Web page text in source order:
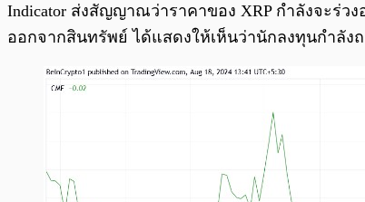
Indicator ส่งสัญญาณว่าราคาของ XRP กำลังจะร่วง
ออกจากสินทรัพย์ ได้แสดงให้เห็นว่านักลงทุนกำลัง